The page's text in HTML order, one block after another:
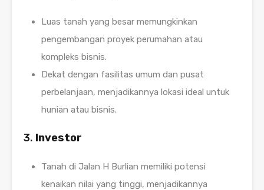
Luas tanah yang besar memungkinkan
pengembangan proyek perumahan atau
kompleks bisnis.
Dekat dengan fasilitas umum dan pusat
perbelanjaan, menjadikannya lokasi ideal untuk
hunian atau bisnis.
3. Investor
Tanah di Jalan H Burlian memiliki potensi
kenaikan nilai yang tinggi, menjadikannya